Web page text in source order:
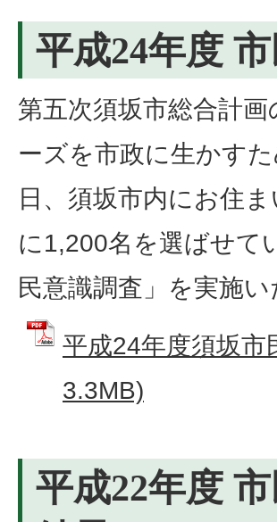
平成24年度
第五次須坂市総合計
ーズを市政に生かす
日、須坂市内にお住
に1,200名を選ばせて
民意識調査」を実施
平成24年度須坂市
3.3MB)
平成22年度